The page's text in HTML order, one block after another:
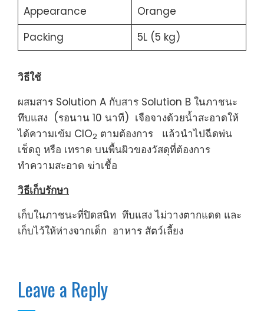
Appearance
Orange
Packing
5L (5 kg)
วิธีใช้
ผสมสาร Solution A กับสาร Solution B ในภาชนะ
ทึบแสง (รอนาน 10 นาที) เจือจางด้วยน้ำสะอาดให้
ได้ความเข้ม ClO2 ตามต้องการ แล้วนำไปฉีดพ่น
เช็ดถู หรือ เทราด บนพื้นผิวของวัสดุที่ต้องการ
ทำความสะอาด ฆ่าเชื้อ
วิธีเก็บรักษา
เก็บในภาชนะที่ปิดสนิท ทึบแสง ไม่วางตากแดด และ
เก็บไว้ให้ห่างจากเด็ก อาหาร สัตว์เลี้ยง
Leave a Reply